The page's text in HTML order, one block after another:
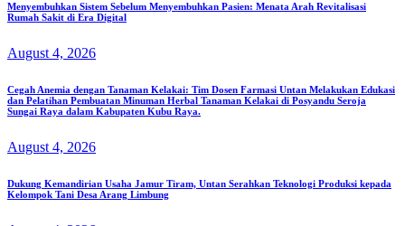
Menyembuhkan Sistem Sebelum Menyembuhkan Pasien: Menata Arah Revitalisasi
Rumah Sakit di Era Digital
August 4, 2026
Cegah Anemia dengan Tanaman Kelakai: Tim Dosen Farmasi Untan Melakukan Edukasi
dan Pelatihan Pembuatan Minuman Herbal Tanaman Kelakai di Posyandu Seroja
Sungai Raya dalam Kabupaten Kubu Raya.
August 4, 2026
Dukung Kemandirian Usaha Jamur Tiram, Untan Serahkan Teknologi Produksi kepada
Kelompok Tani Desa Arang Limbung